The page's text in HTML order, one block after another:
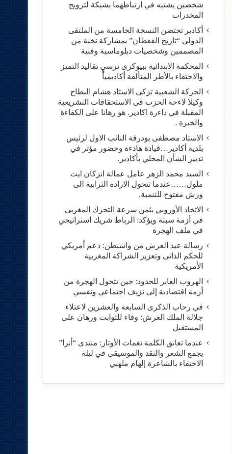
شخصين يشتبه في ارتباطهما بشبكة لترويج
المخدرات
أكادير تحتضن النسخة الخامسة من الملتقى
الدولي “تاريخ القفطان” بمشاركة نخبة من
المصممين وشخصيات دبلوماسية وفنية
المحكمة الابتدائية ببيوكرى ترسي تقاليد التميز
والاحتفاء بالأطر المتألقة أكاديمياً
الحركة الشعبية تزكى الاستاد هشام البطاح
وكيلا لاءحة الحزب فى الاستحقاقات التشريعية
المقبلة في داءرة اكادير. هو رهانا على الكفاءة
والخبرة .
الاستاد مصطفى بودرقة النائب الاول لرئيس
بلدية أكادير…قيادة هادءة وحضور مؤتر في
تدبير الشأن المحلي بأكادير.
السيد محمد الزهر عامل عمالة انزكان ايت
ملول……عندما تتحول الارادة الترابية الى
ورش مفتوح للتنمية.
الاتحاد الأوروبي يثمن سرعة التحرك المغربي
في أزمة سبتة ويؤكد: الرباط شريك استراتيجي
في ملف الهجرة
رسالة عيد العرش من واشنطن: دعم أمريكي
للحكم الذاتي وتعزيز الشراكة المغربية
الأمريكية
​الهروب العابر للحدود: حين تتحول الهجرة من
أزمة اقتصادية إلى نزيف اجتماعي ونفسي
في رحاب الذكرى السابعة والعشرين لاعتلاء
جلالة الملك العرش: وفاء للثوابت ورهان على
المستقبل
​عندما تعانق الكلمة نغمات الأوتار: منتدى “أنزا”
يجمع الشعر والنقد والموسيقى في ليلة
الاحتفاء بالشاعرة إلهام ملهبي